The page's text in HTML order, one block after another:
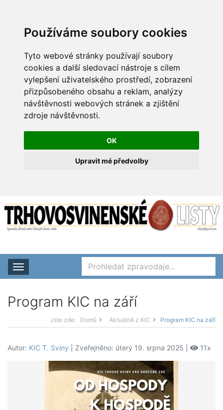
Používáme soubory cookies
Tyto webové stránky používají soubory
cookies a další sledovací nástroje s cílem
vylepšení uživatelského prostředí, zobrazení
přizpůsobeného obsahu a reklam, analýzy
návštěvnosti webových stránek a zjištění
zdroje návštěvnosti.
OK
Upravit mé předvolby
Rozbalit nabídku
Program KIC na září
Jste zde: Domů Aktuálně z KIC Program KIC na září
Autor: KIC T. Sviny | Zveřejněno: úterý 19. srpna 2025 | 11x